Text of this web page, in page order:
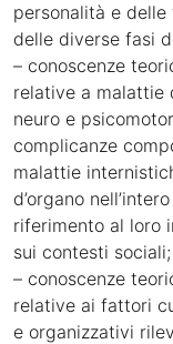
personalità e
delle diverse fasi
– conoscenze
relative a malattie
neuro e
complicanze
malattie
d’organo
riferimento al loro
sui contesti sociali;
– conoscenze
relative ai fattori
e organizzativi